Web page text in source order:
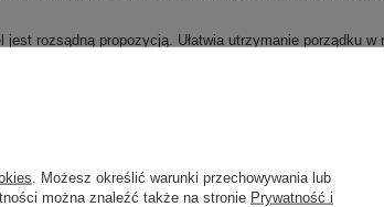
rozsądną propozycją. Ułatwia utrzymanie porządku w
najważniejsze akcesoria w codziennym, aktywnym trybie
. Możesz określić warunki przechowywania lub
można znaleźć także na stronie Prywatność i